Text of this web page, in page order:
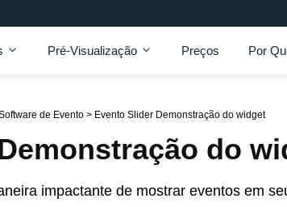
Pré-Visualização Preços Por
de Evento> Evento Slider Demonstração do widget
do
impactante de mostrar eventos em